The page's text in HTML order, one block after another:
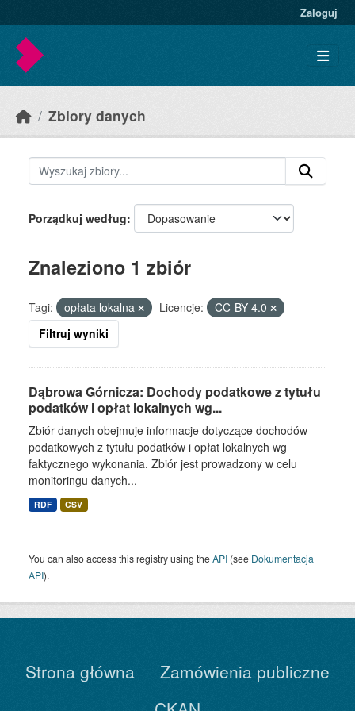
Zaloguj
Zbiory danych
Porządkuj według
Znaleziono 1 zbiór
Tagi: opłata lokalna Licencje:
CC-BY-4.0
Filtruj wyniki
Dąbrowa Górnicza: Dochody podatkowe z tytułu
podatków i opłat lokalnych wg...
Zbiór danych obejmuje informacje dotyczące dochodów
podatkowych z tytułu podatków i opłat lokalnych wg
faktycznego wykonania. Zbiór jest prowadzony w celu
monitoringu danych...
RDF CSV
You can also access this registry using theAPI (see Dokumentacja
API).
Strona główna
Zamówienia publiczne